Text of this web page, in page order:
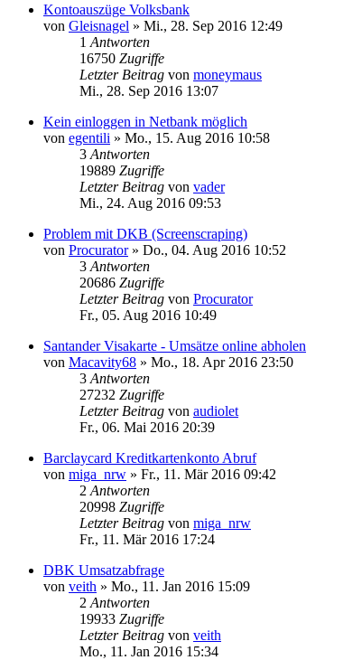
Kontoauszüge Volksbank
von Gleisnagel » Mi., 28. Sep 2016 12:49
1 Antworten
16750 Zugriffe
Letzter Beitrag von moneymaus
Mi., 28. Sep 2016 13:07
Kein einloggen in Netbank möglich
von egentili » Mo., 15. Aug 2016 10:58
3 Antworten
19889 Zugriffe
Letzter Beitrag von vader
Mi., 24. Aug 2016 09:53
Problem mit DKB (Screenscraping)
von Procurator» Do., 04. Aug 2016 10:52
3 Antworten
20686 Zugriffe
Letzter Beitrag von Procurator
Fr., 05. Aug 2016 10:49
Santander Visakarte - Umsätze online abholen
von Macavity68 » Mo., 18. Apr 2016 23:50
3 Antworten
27232 Zugriffe
Letzter Beitrag von audiolet
Fr., 06. Mai 2016 20:39
Barclaycard Kreditkartenkonto Abruf
von miga_nrw » Fr., 11. Mär 2016 09:42
2 Antworten
20998 Zugriffe
Letzter Beitrag von miga_nrw
Fr., 11. Mär 2016 17:24
DBK Umsatzabfrage
von veith » Mo., 11. Jan 2016 15:09
2 Antworten
19933 Zugriffe
Letzter Beitrag von veith
Mo., 11. Jan 2016 15:34